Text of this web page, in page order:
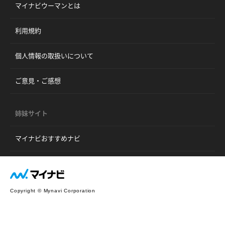
マイナビウーマンとは
利用規約
個人情報の取扱いについて
ご意見・ご感想
姉妹サイト
マイナビおすすめナビ
Copyright © Mynavi Corporation